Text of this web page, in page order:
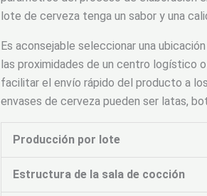
lote de cerveza tenga un sabor y una
Es aconsejable seleccionar una
las proximidades de un centro logístico
facilitar el envío rápido del producto a
envases de cerveza pueden ser latas,
Producción por lote
Estructura de la sala de cocción